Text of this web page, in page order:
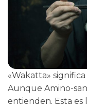
«Wakatta»
Aunque Amino-
entienden. Esta es